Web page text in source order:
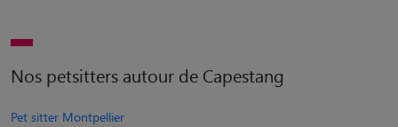
Nos petsitters autour de Capestang
Pet sitter Montpellier